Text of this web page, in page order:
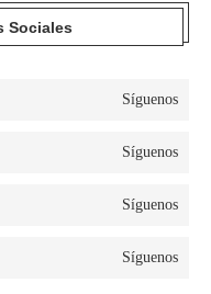
Sociales
Síguenos
Síguenos
Síguenos
Síguenos